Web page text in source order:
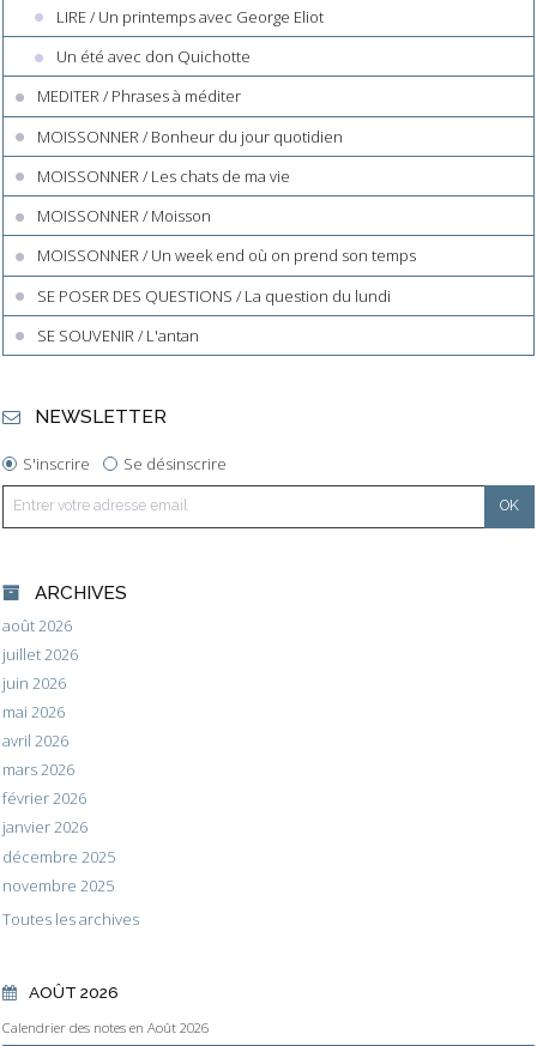
LIRE / Un printemps avec George Eliot
Un été avec don Quichotte
MEDITER / Phrases à méditer
MOISSONNER / Bonheur du jour quotidien
MOISSONNER / Les chats de ma vie
MOISSONNER / Moisson
MOISSONNER / Un week end où on prend son temps
SE POSER DES QUESTIONS / La question du lundi
SE SOUVENIR / L'antan
NEWSLETTER
S'inscrire Se désinscrire
ARCHIVES
août 2026
juillet 2026
juin 2026
mai 2026
avril 2026
mars 2026
février 2026
janvier 2026
décembre 2025
novembre 2025
Toutes les archives
AOÛT 2026
Calendrier des notes en Août 2026